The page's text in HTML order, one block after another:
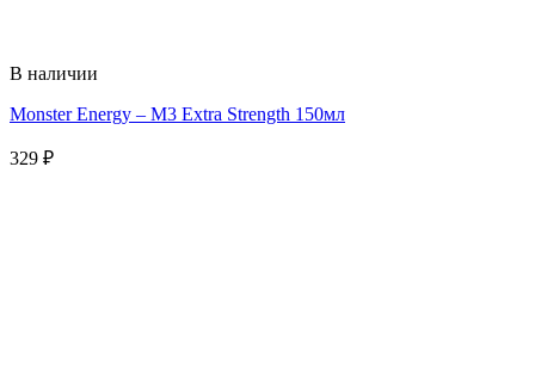
В наличии
Monster Energy – M3 Extra Strength 150мл
329 ₽